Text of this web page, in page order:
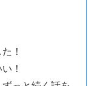
！
！